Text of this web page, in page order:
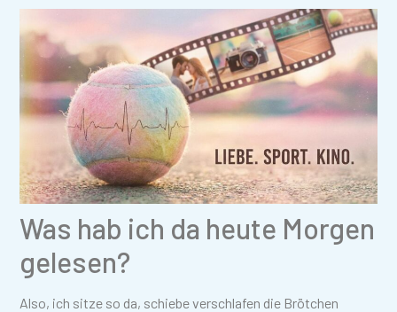
Was hab ich da heute Morgen
gelesen?
Also, ich sitze so da, schiebe verschlafen die Brötchen